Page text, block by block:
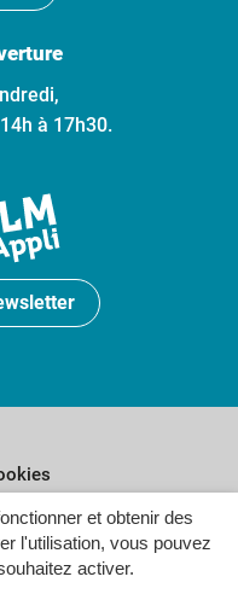
et obtenir des
l'utilisation, vous pouvez
activer.
à 17h30.